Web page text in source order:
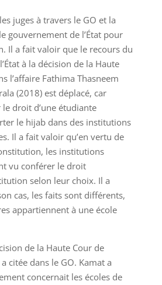
juges à travers le GO et la
gouvernement de l’État pour
Il a fait valoir que le recours du
à la décision de la Haute
l’affaire Fathima Thasneem
(2018) est déplacé, car
droit d’une étudiante
le hijab dans des institutions
Il a fait valoir qu’en vertu de
les institutions
vu conférer le droit
selon leur choix. Il a
cas, les faits sont différents,
appartiennent à une école
de la Haute Cour de
citée dans le GO. Kamat a
concernait les écoles de